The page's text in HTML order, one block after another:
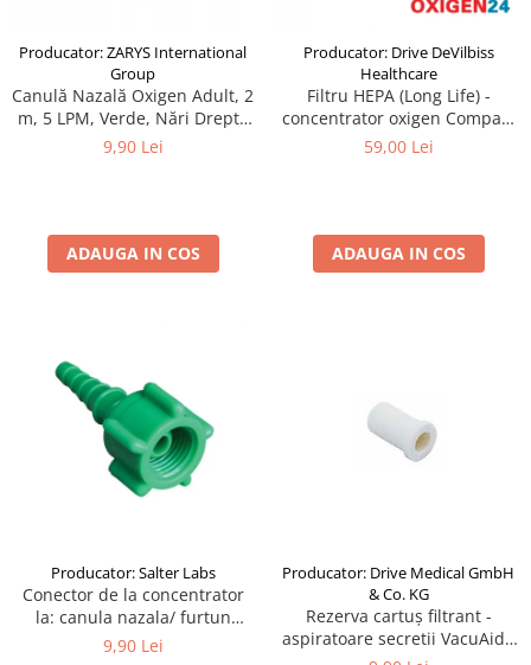
Producator: ZARYS International
Group
Canulă Nazală Oxigen Adult, 2
m, 5 LPM, Verde, Nări Drepte
și Cilindrice
9,90 Lei
ADAUGA IN COS
Producator: Drive DeVilbiss
Healthcare
Filtru HEPA (Long Life) -
concentrator oxigen Compact
525KS DeVilbiss
59,00 Lei
ADAUGA IN COS
Producator: Salter Labs
Conector de la concentrator
la: canula nazala/ furtun
perimetru - SalterLabs
9,90 Lei
Producator: Drive Medical GmbH
& Co. KG
Rezerva cartuș filtrant -
aspiratoare secretii VacuAide